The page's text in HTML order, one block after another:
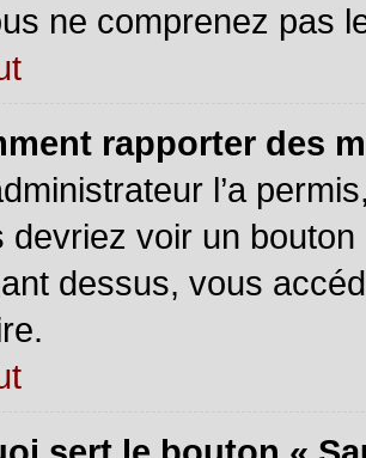
ne comprenez pas
rapporter des
l’a
devriez voir un
dessus, vous